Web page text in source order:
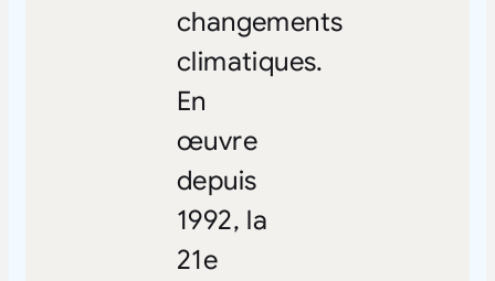
changements
climatiques.
En
œuvre
depuis
1992, la
21e